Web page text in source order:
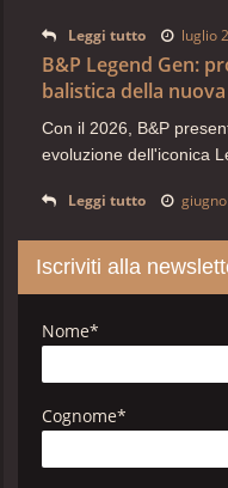
Leggi tutto luglio
B&P Legend Gen:
balistica della
Con il 2026, B&P
evoluzione dell'iconica
Leggi tutto
Iscriviti alla
Nome*
Cognome*